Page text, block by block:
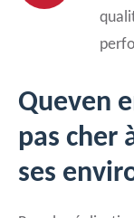
Queven
pas cher
ses